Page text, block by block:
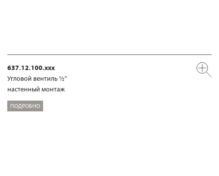
637.12.100.xxx
Угловой вентиль ½“
настенный монтаж
ПОДРОБНО